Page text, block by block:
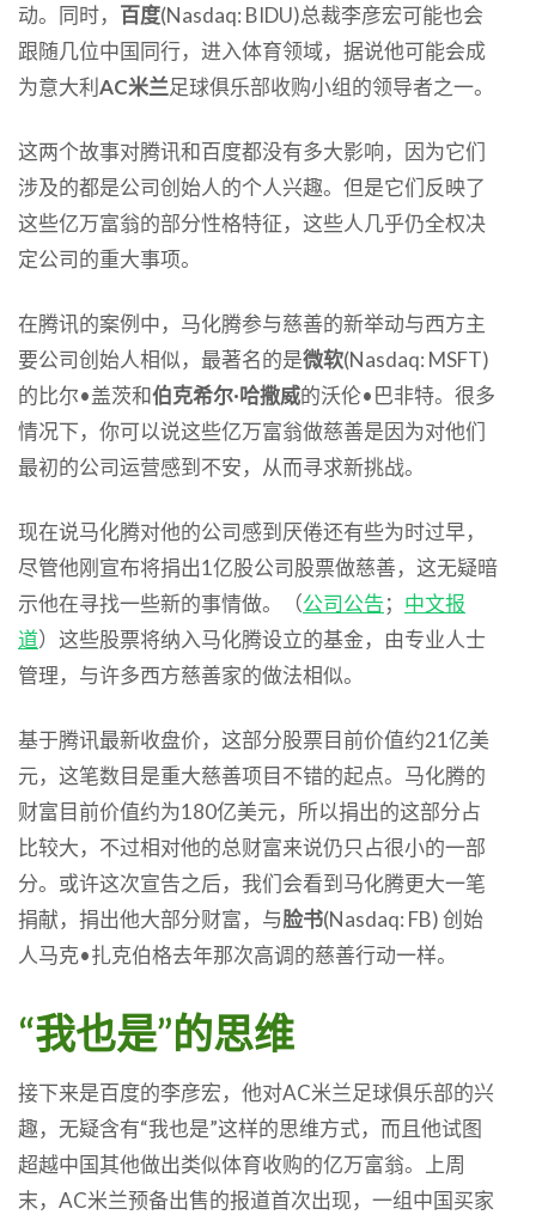
动。同时， 百度(Nasdaq: BIDU)总裁李彦宏可能也会
跟随几位中国同行，进入体育领域，据说他可能会成
为意大利 AC米兰足球俱乐部收购小组的领导者之一。
这两个故事对腾讯和百度都没有多大影响，因为它们
涉及的都是公司创始人的个人兴趣。但是它们反映了
这些亿万富翁的部分性格特征，这些人几乎仍全权决
定公司的重大事项。
在腾讯的案例中，马化腾参与慈善的新举动与西方主
要公司创始人相似，最著名的是微软(Nasdaq: MSFT)
的比尔•盖茨和伯克希尔·哈撒威的沃伦•巴非特。很多
情况下，你可以说这些亿万富翁做慈善是因为对他们
最初的公司运营感到不安，从而寻求新挑战。
现在说马化腾对他的公司感到厌倦还有些为时过早，
尽管他刚宣布将捐出1亿股公司股票做慈善，这无疑暗
示他在寻找一些新的事情做。（公司公告； 中文报
道）这些股票将纳入马化腾设立的基金，由专业人士
管理，与许多西方慈善家的做法相似。
基于腾讯最新收盘价，这部分股票目前价值约21亿美
元，这笔数目是重大慈善项目不错的起点。马化腾的
财富目前价值约为180亿美元，所以捐出的这部分占
比较大，不过相对他的总财富来说仍只占很小的一部
分。或许这次宣告之后，我们会看到马化腾更大一笔
捐献，捐出他大部分财富，与脸书(Nasdaq: FB) 创始
人马克•扎克伯格去年那次高调的慈善行动一样。
“我也是”的思维
接下来是百度的李彦宏，他对AC米兰足球俱乐部的兴
趣，无疑含有“我也是”这样的思维方式，而且他试图
超越中国其他做出类似体育收购的亿万富翁。上周
末，AC米兰预备出售的报道首次出现，一组中国买家